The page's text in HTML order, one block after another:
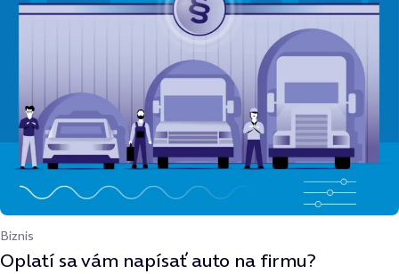
Biznis
Oplatí sa vám napísať auto na firmu?